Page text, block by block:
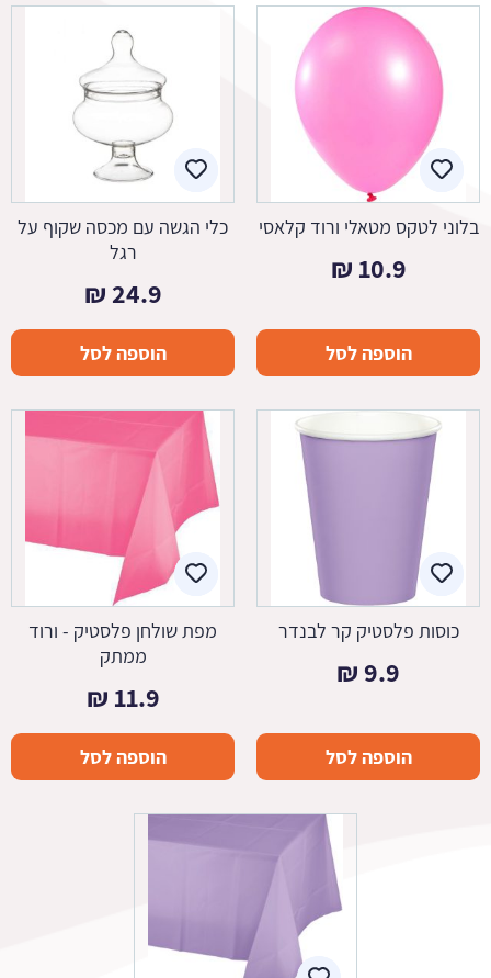
בלוני לטקס מטאלי ורוד קלאסי
10.9
₪
הוספה לסל
כלי הגשה עם מכסה שקוף על
רגל
24.9
₪
הוספה לסל
כוסות פלסטיק קר לבנדר
9.9
₪
הוספה לסל
מפת שולחן פלסטיק - ורוד
ממתק
11.9
₪
הוספה לסל